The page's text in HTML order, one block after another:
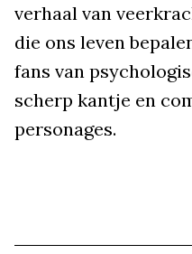
verhaal van
die ons leven
fans van
scherp kantje en
personages.